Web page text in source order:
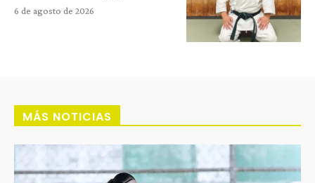
6 de agosto de 2026
MÁS NOTICIAS